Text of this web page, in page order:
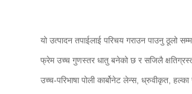
यो उत्पादन तपाईलाई परिचय गराउन पाउनु ठूलो
फ्रेम उच्च गुणस्तर धातु बनेको छ र सजिलै
उच्च-परिभाषा पोली कार्बोनेट लेन्स, ध्रुवीकृत,